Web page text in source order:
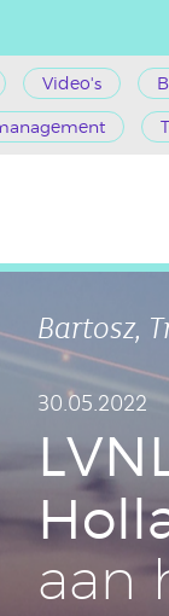
Video's
Bartosz,
30.05.2022
aan